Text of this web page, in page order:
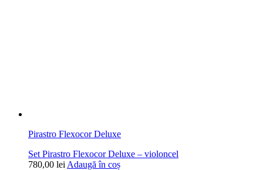
Pirastro Flexocor Deluxe
Set Pirastro Flexocor Deluxe – violoncel
780,00 lei Adaugă în coș